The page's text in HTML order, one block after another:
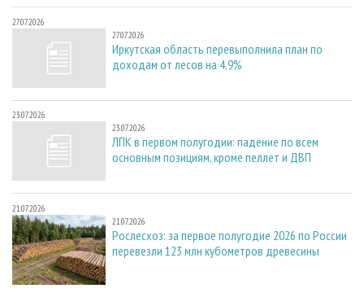
27.07.2026
27.07.2026
Иркутская область перевыполнила план по
доходам от лесов на 4,9%
23.07.2026
23.07.2026
ЛПК в первом полугодии: падение по всем
основным позициям, кроме пеллет и ДВП
21.07.2026
21.07.2026
Рослесхоз: за первое полугодие 2026 по России
перевезли 123 млн кубометров древесины